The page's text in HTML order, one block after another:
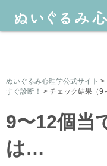
ぬいぐるみ心理学公式サイト >
すぐ診断！ > チェック結果（9
9〜12個当
は…